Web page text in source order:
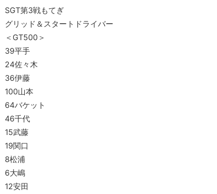
SGT第3戦もてぎ
グリッド＆スタートドライバー
＜GT500＞
39平手
24佐々木
36伊藤
100山本
64バケット
46千代
15武藤
19関口
8松浦
6大嶋
12安田